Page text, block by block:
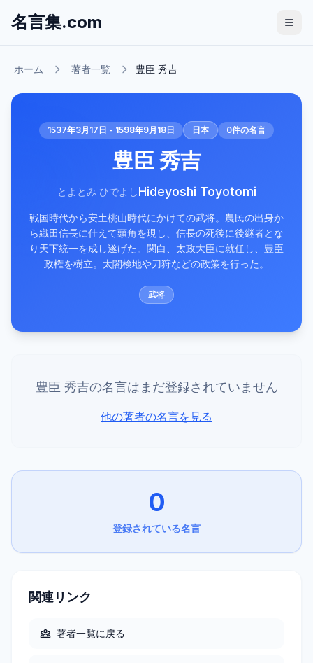
名言集.com
ホーム 著者一覧 豊臣 秀吉
1537年3月17日 - 1598年9月18日 日本 0件の名言
豊臣 秀吉
とよとみ ひでよしHideyoshi Toyotomi
戦国時代から安土桃山時代にかけての武将。農民の出身か
ら織田信長に仕えて頭角を現し、信長の死後に後継者とな
り天下統一を成し遂げた。関白、太政大臣に就任し、豊臣
政権を樹立。太閤検地や刀狩などの政策を行った。
武将
豊臣 秀吉の名言はまだ登録されていません
他の著者の名言を見る
0
登録されている名言
関連リンク
著者一覧に戻る